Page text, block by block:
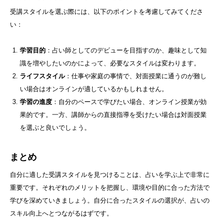
受講スタイルを選ぶ際には、以下のポイントを考慮してみてくださ
い：
学習目的：占い師としてのデビューを目指すのか、趣味として知
識を増やしたいのかによって、必要なスタイルは変わります。
ライフスタイル：仕事や家庭の事情で、対面授業に通うのが難し
い場合はオンラインが適しているかもしれません。
学習の進度：自分のペースで学びたい場合、オンライン授業が効
果的です。一方、講師からの直接指導を受けたい場合は対面授業
を選ぶと良いでしょう。
まとめ
自分に適した受講スタイルを見つけることは、占いを学ぶ上で非常に
重要です。それぞれのメリットを把握し、環境や目的に合った方法で
学びを深めていきましょう。自分に合ったスタイルの選択が、占いの
スキル向上へとつながるはずです。